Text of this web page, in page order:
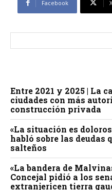
Facebook X
Entre 2021 y 2025 | La
ciudades con más
construcción privada
«La situación es
habló sobre las deudas
salteños
«La bandera de
Concejal pidió a los
extranjericen tierra